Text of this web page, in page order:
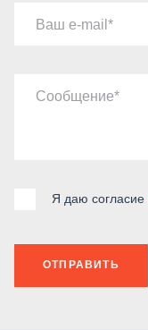
Ваш e-mail
Сообщение
Я даю согласие
ОТПРАВИТЬ